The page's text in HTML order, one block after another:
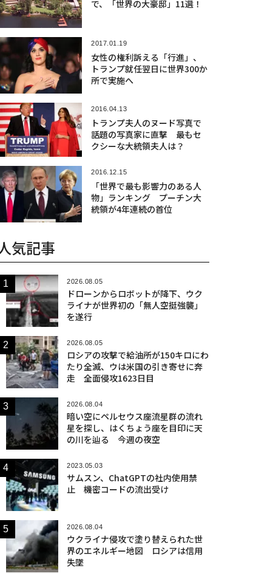
で、「世界の大豪邸」11選！
2017.01.19
女性の権利訴える「行進」、
トランプ就任翌日に世界300か
所で実施へ
2016.04.13
トランプ夫人のヌード写真で
話題の写真家に直撃 最もセ
クシーな大統領夫人は？
2016.12.15
「世界で最も影響力のある人
物」ランキング プーチン大
統領が4年連続の首位
気記事
2026.08.05
ドローンからロボットが降下、ウク
ライナが世界初の「無人空挺強襲」
を遂行
2026.08.05
ロシアの攻撃で給油所が150キロにわ
たり全滅、ウは米国の引き寄せに奔
走 全面侵攻1623日目
2026.08.04
暗い空にペルセウス座流星群の流れ
星を探し、はくちょう座を目印に天
の川を辿る 今週の夜空
2023.05.03
サムスン、ChatGPTの社内使用禁
止 機密コードの流出受け
2026.08.04
ウクライナ侵攻で塗り替えられた世
界のエネルギー地図 ロシアは信用
失墜